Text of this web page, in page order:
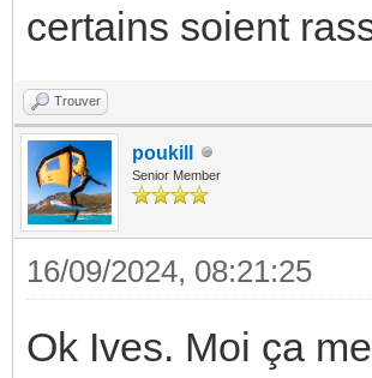
certains soient
Trouver
poukill
Senior Member
16/09/2024, 08:21:25
Ok Ives. Moi ça